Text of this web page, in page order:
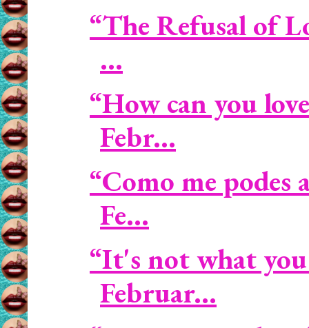
“The Refusal of
...
“How can you
Febr...
“Como me podes
Fe...
“It's not what
Februar...